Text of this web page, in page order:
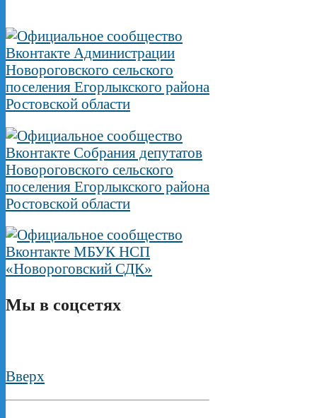
Мы в соцсетях
Вверх